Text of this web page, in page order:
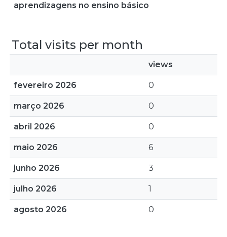
aprendizagens no ensino básico
Total visits per month
views
fevereiro 2026 0
março 2026 0
abril 2026 0
maio 2026 6
junho 2026 3
julho 2026 1
agosto 2026 0